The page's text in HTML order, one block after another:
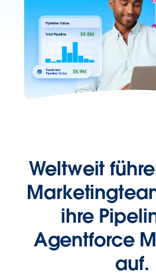
Weltweit
ihre
Agentforce
auf.